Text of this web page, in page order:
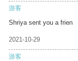
游客
Shriya sent you a frien
2021-10-29
游客